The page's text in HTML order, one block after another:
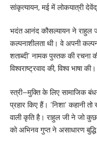
सांकृत्यायन, मई में लोकयात्री
भदंत आनंद कौसल्यायन ने राहुल
कल्पनाशीलता थी। वे अपनी
शताब्दी’ नामक पुस्तक की
विश्वराष्ट्रवाद की, विश्व भाषा
स्त्री–मुक्ति के लिए सामाजिक
प्रहार किए हैं। ‘निशा’ कहानी तो
वाली कृति है। राहुल जी ने जो
को अभिनव गुप्त ने असाधारण